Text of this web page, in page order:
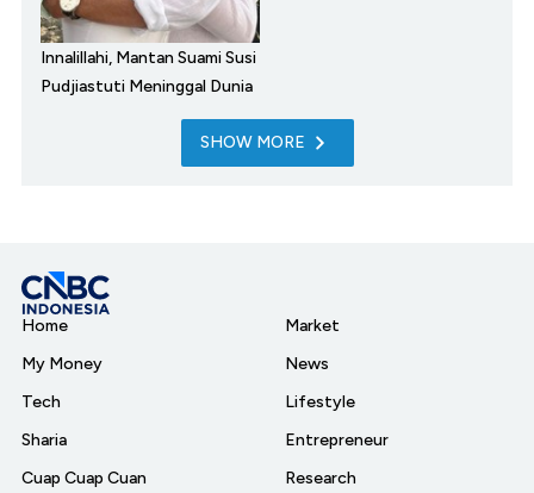
Innalillahi, Mantan Suami Susi
Pudjiastuti Meninggal Dunia
SHOW MORE
Home
My Money
Tech
Sharia
Cuap Cuap Cuan
Market
News
Lifestyle
Entrepreneur
Research